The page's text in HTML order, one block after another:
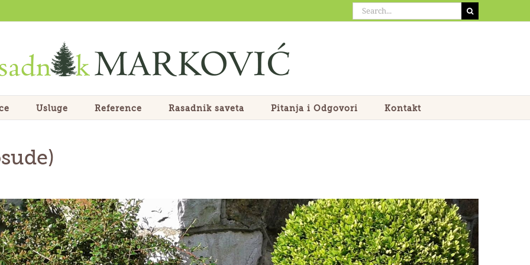
Search
for:
Usluge Reference Rasadnik saveta Pitanja i Odgovori Kontakt